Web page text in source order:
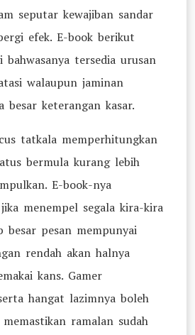
seputar kewajiban sandar
efek. E-book berikut
bahwasanya tersedia urusan
walaupun jaminan
besar keterangan kasar.
tatkala memperhitungkan
bermula kurang lebih
E-book-nya
menempel segala kira-kira
besar pesan mempunyai
rendah akan halnya
kans. Gamer
hangat lazimnya boleh
ramalan sudah